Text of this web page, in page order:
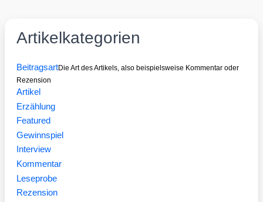
Artikelkategorien
BeitragsartDie Art des Artikels, also beispielsweise Kommentar oder
Rezension
Artikel
Erzählung
Featured
Gewinnspiel
Interview
Kommentar
Leseprobe
Rezension